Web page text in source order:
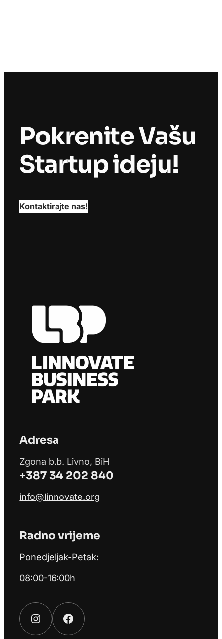
Pokrenite Vašu
Startup ideju!
Kontaktirajte nas!
Adresa
Zgona b.b. Livno, BiH
+387 34 202 840
info@linnovate.org
Radno vrijeme
Ponedjeljak-Petak:
08:00-16:00h
Instagram Facebook